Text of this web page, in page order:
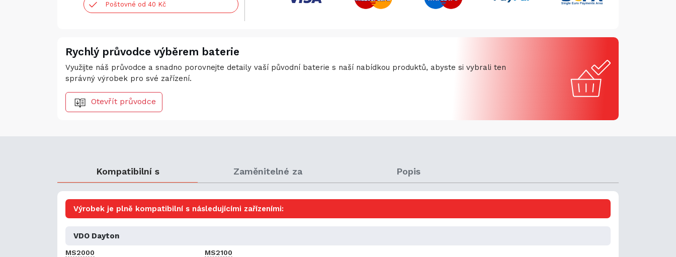
Poštovné od 40 Kč
Rychlý průvodce výběrem baterie
Využijte náš průvodce a snadno porovnejte detaily vaší původní baterie s naší nabídkou produktů, abyste si vybrali ten
správný výrobek pro své zařízení.
Otevřít průvodce
Kompatibilní s Zaměnitelné za Popis
Výrobek je plně kompatibilní s následujícími zařízeními:
VDO Dayton
MS2000 MS2100